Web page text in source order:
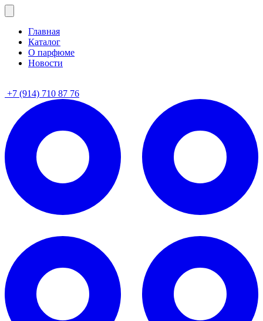
Главная
Каталог
О парфюме
Новости
+7 (914) 710 87 76